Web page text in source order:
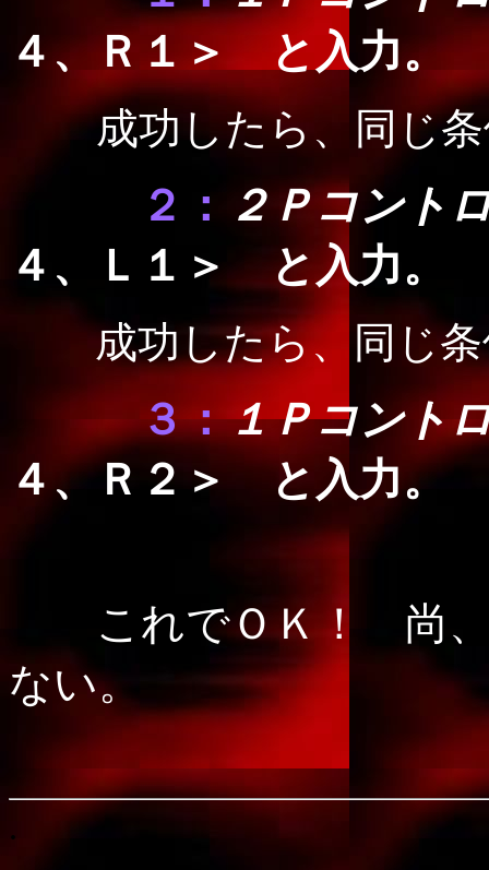
４、Ｒ１＞ と入力。
成功したら、同じ
２： ２Ｐコント
４、Ｌ１＞ と入力。
成功したら、同じ
３：１Ｐコント
４、Ｒ２＞ と入力。
これでＯＫ！ 尚、
ない。
.